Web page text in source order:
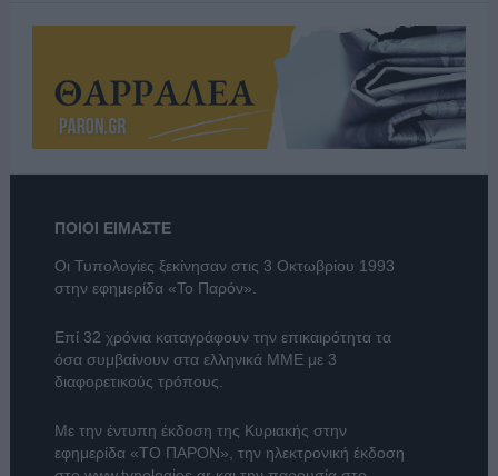
ΠΟΙΟΙ ΕΙΜΑΣΤΕ
Οι Τυπολογίες ξεκίνησαν στις 3 Οκτωβρίου 1993
στην εφημερίδα «Το Παρόν».
Επί 32 χρόνια καταγράφουν την επικαιρότητα τα
όσα συμβαίνουν στα ελληνικά ΜΜΕ με 3
διαφορετικούς τρόπους.
Με την έντυπη έκδοση της Κυριακής στην
εφημερίδα «ΤΟ ΠΑΡΟΝ» , την ηλεκτρονική έκδοση